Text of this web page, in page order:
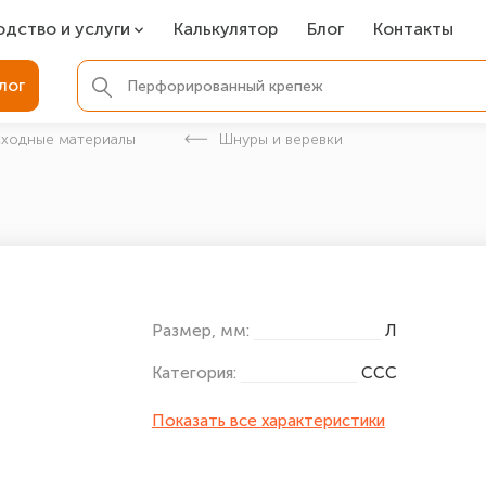
и услуги
фундамента
Калькулятор Блог Контакты
материалы Шнуры и веревки
Размер, мм: Л
Категория: ССС
Показать все характеристики